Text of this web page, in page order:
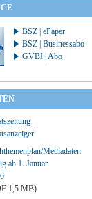
BSZ | ePaper
BSZ | Businessabo
GVBI | Abo
Mediadaten
ab 1. Januar
1,5 MB)